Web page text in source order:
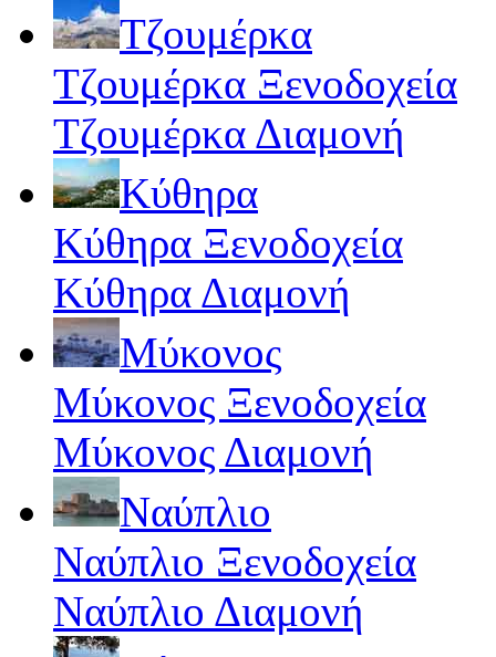
Τζουμέρκα
Τζουμέρκα Ξενοδοχεία
Τζουμέρκα Διαμονή
Κύθηρα
Κύθηρα Ξενοδοχεία
Κύθηρα Διαμονή
Μύκονος
Μύκονος Ξενοδοχεία
Μύκονος Διαμονή
Ναύπλιο
Ναύπλιο Ξενοδοχεία
Ναύπλιο Διαμονή